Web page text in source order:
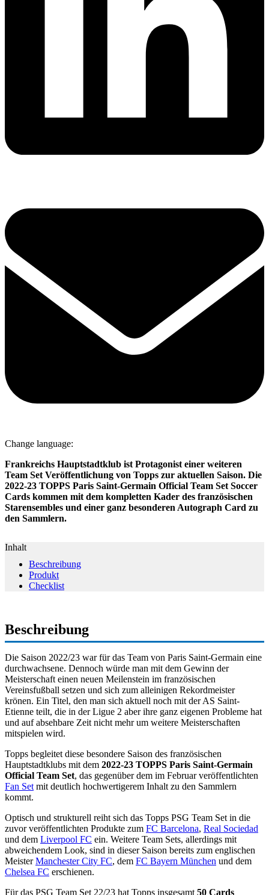
Change language:
Frankreichs Hauptstadtklub ist Protagonist einer weiteren
Team Set Veröffentlichung von Topps zur aktuellen Saison. Die
2022-23 TOPPS Paris Saint-Germain Official Team Set Soccer
Cards kommen mit dem kompletten Kader des französischen
Starensembles und einer ganz besonderen Autograph Card zu
den Sammlern.
Inhalt
Beschreibung
Produkt
Checklist
Beschreibung
Die Saison 2022/23 war für das Team von Paris Saint-Germain eine
durchwachsene. Dennoch würde man mit dem Gewinn der
Meisterschaft einen neuen Meilenstein im französischen
Vereinsfußball setzen und sich zum alleinigen Rekordmeister
krönen. Ein Titel, den man sich aktuell noch mit der AS Saint-
Etienne teilt, die in der Ligue 2 aber ihre ganz eigenen Probleme hat
und auf absehbare Zeit nicht mehr um weitere Meisterschaften
mitspielen wird.
Topps begleitet diese besondere Saison des französischen
Hauptstadtklubs mit dem 2022-23 TOPPS Paris Saint-Germain
Official Team Set, das gegenüber dem im Februar veröffentlichten
Fan Set mit deutlich hochwertigerem Inhalt zu den Sammlern
kommt.
Optisch und strukturell reiht sich das Topps PSG Team Set in die
zuvor veröffentlichten Produkte zum FC Barcelona, Real Sociedad
und dem Liverpool FC ein. Weitere Team Sets, allerdings mit
abweichendem Look, sind in dieser Saison bereits zum englischen
MeisterManchester City FC, dem FC Bayern München und dem
Chelsea FC erschienen.
Für das PSG Team Set 22/23 hat Topps insgesamt 50 Cards